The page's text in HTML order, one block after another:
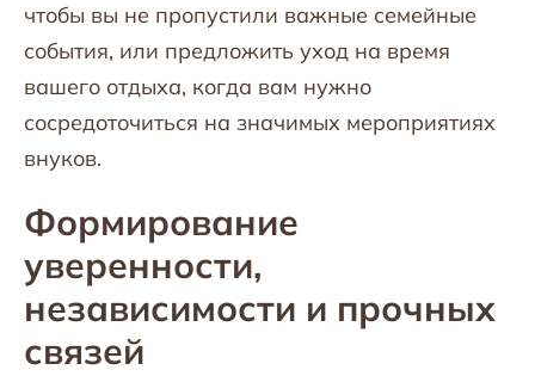
чтобы вы не пропустили важные семейные
события, или предложить уход на время
вашего отдыха, когда вам нужно
сосредоточиться на значимых мероприятиях
внуков.
Формирование
уверенности,
независимости и прочных
связей